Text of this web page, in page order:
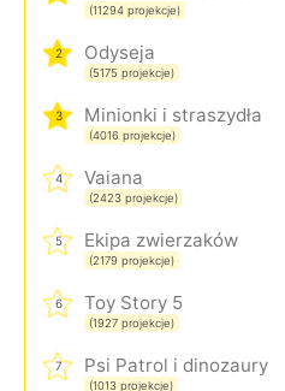
(11294 projekcje)
2 Odyseja
(5175 projekcje)
3 Minionki i straszydła
(4016 projekcje)
4 Vaiana
(2423 projekcje)
5 Ekipa zwierzaków
(2179 projekcje)
6 Toy Story 5
(1927 projekcje)
7 Psi Patrol i dinozaury
(1013 projekcje)